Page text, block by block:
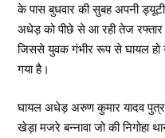
के पास बुधवार की सुबह अपनी
अधेड़ को पीछे से आ रही तेज रफ्तार
जिससे युवक गंभीर रूप से घायल हो
गया है।
घायल अधेड़ अरुण कुमार यादव पुत्र
खेड़ा मजरे बन्नावा जो की निगोहा